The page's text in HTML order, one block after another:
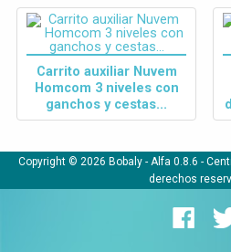
Carrito auxiliar Nuvem
Homcom 3 niveles con
ganchos y cestas...
Copyright © 2026 Bobaly - Alfa 0.8.6 -
derechos